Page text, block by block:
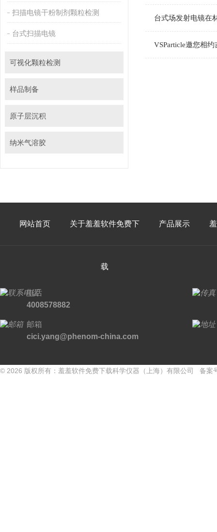
扫描电镜干粉制剂颗粒检测
台式扫描电镜
可视化颗粒检测
样品制备
原子层沉积
纳米气溶胶
台式场发射电镜在材
VSParticle邀您相
网站首页 关于羞羞软件免费下
载
产品展示
电话
4008578882
邮箱
cici.yang@phenom-china.com
© 2026 版权所有：羞羞软件免费下载科学仪器（上海）有限公司 备案号